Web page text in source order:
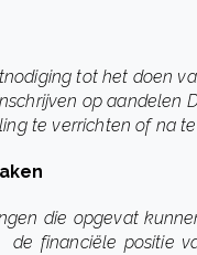
tot het doen
op aandelen
te verrichten of na
die opgevat
financiële positie